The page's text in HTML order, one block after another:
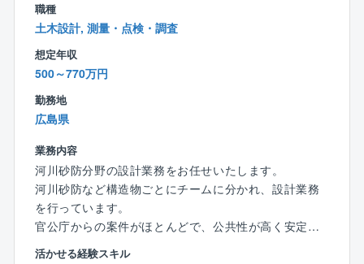
職種
土木設計, 測量・点検・調査
想定年収
500～770万円
勤務地
広島県
業務内容
河川砂防分野の設計業務をお任せいたします。
河川砂防など構造物ごとにチームに分かれ、設計業務
を行っています。
官公庁からの案件がほとんどで、公共性が高く安定し
た経営基盤があります。
活かせる経験スキル